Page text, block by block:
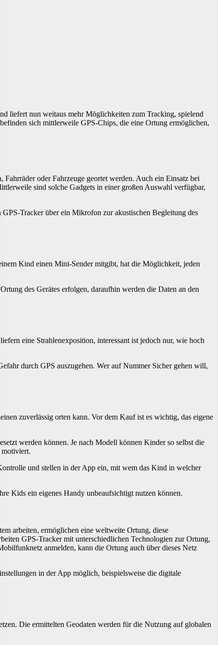
liefert nun weitaus mehr Möglichkeiten zum Tracking, spielend
sich mittlerweile GPS-Chips, die eine Ortung ermöglichen,
oder Fahrzeuge geortet werden. Auch ein Einsatz bei
sind solche Gadgets in einer großen Auswahl verfügbar,
Tracker über ein Mikrofon zur akustischen Begleitung des
Kind einen Mini-Sender mitgibt, hat die Möglichkeit, jeden
des Gerätes erfolgen, daraufhin werden die Daten an den
eine Strahlenexposition, interessant ist jedoch nur, wie hoch
durch GPS auszugehen. Wer auf Nummer Sicher gehen will,
zuverlässig orten kann. Vor dem Kauf ist es wichtig, das eigene
werden können. Je nach Modell können Kinder so selbst die
und stellen in der App ein, mit wem das Kind in welcher
Kids ein eigenes Handy unbeaufsichtigt nutzen können.
arbeiten, ermöglichen eine weltweite Ortung, diese
GPS-Tracker mit unterschiedlichen Technologien zur Ortung,
anmelden, kann die Ortung auch über dieses Netz
in der App möglich, beispielsweise die digitale
Die ermittelten Geodaten werden für die Nutzung auf globalen